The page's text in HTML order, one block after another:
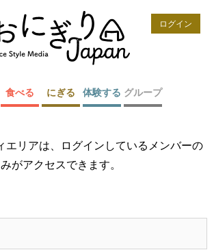
ログイン
食べる にぎる 体験する グループ
エリアは、ログインしているメンバーの
みがアクセスできます。